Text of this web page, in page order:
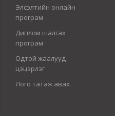
Элсэлтийн онлайн
програм
Диплом шалгах
програм
Одтой жаалууд
цэцэрлэг
Лого татаж авах